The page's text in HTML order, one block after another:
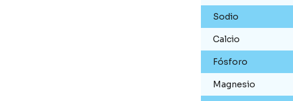
Sodio
Calcio
Fósforo
Magnesio